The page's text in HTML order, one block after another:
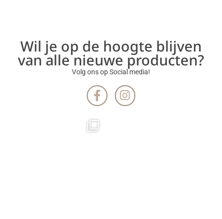
Wil je op de hoogte blijven
van alle nieuwe producten?
Volg ons op Social media!